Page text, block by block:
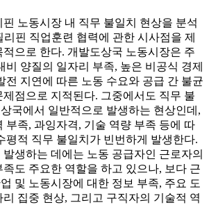
핀 노동시장 내 직무 불일치 현상을 분석
리핀 직업훈련 협력에 관한 시사점을 제
적으로 한다. 개발도상국 노동시장은 주
비 양질의 일자리 부족, 높은 비공식 경제
전 지연에 따른 노동 수요와 공급 간 불균
제점으로 지적된다. 그중에서도 직무 불
국에서 일반적으로 발생하는 현상인데,
부족, 과잉자격, 기술 역량 부족 등에 따
평적 직무 불일치가 빈번하게 발생한다.
생하는 데에는 노동 공급자인 근로자의
족도 주요한 역할을 하고 있으나, 보다 근
및 노동시장에 대한 정보 부족, 주요 도
집중 현상, 그리고 구직자의 기술적 역